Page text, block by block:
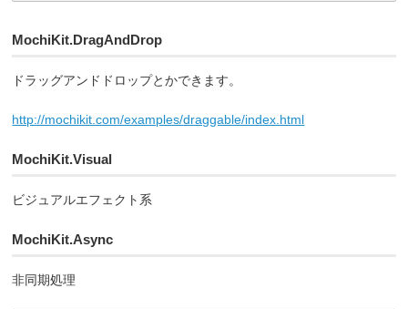
MochiKit.DragAndDrop
ドラッグアンドドロップとかできます。
http://mochikit.com/examples/draggable/index.html
MochiKit.Visual
ビジュアルエフェクト系
MochiKit.Async
非同期処理